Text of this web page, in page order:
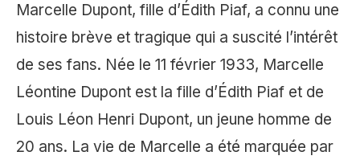
Marcelle Dupont, fille d’Édith Piaf, a connu une
histoire brève et tragique qui a suscité l’intérêt
de ses fans. Née le 11 février 1933, Marcelle
Léontine Dupont est la fille d’Édith Piaf et de
Louis Léon Henri Dupont, un jeune homme de
20 ans. La vie de Marcelle a été marquée par